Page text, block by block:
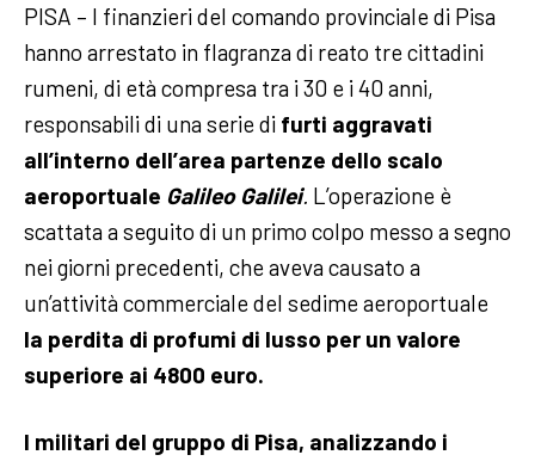
PISA – I finanzieri del comando provinciale di Pisa
hanno arrestato in flagranza di reato tre cittadini
rumeni, di età compresa tra i 30 e i 40 anni,
responsabili di una serie di furti aggravati
all’interno dell’area partenze dello scalo
aeroportuale Galileo Galilei. L’operazione è
scattata a seguito di un primo colpo messo a segno
nei giorni precedenti, che aveva causato a
un’attività commerciale del sedime aeroportuale
la perdita di profumi di lusso per un valore
superiore ai 4800 euro.
I militari del gruppo di Pisa, analizzando i